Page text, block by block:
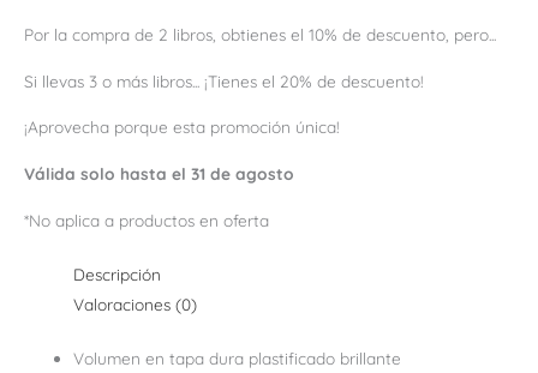
Por la compra de 2 libros, obtienes el 10% de descuento, pero...
Si llevas 3 o más libros... ¡Tienes el 20% de descuento!
¡Aprovecha porque esta promoción única!
Válida solo hasta el 31 de agosto
*No aplica a productos en oferta
Descripción
Valoraciones (0)
Volumen en tapa dura plastificado brillante